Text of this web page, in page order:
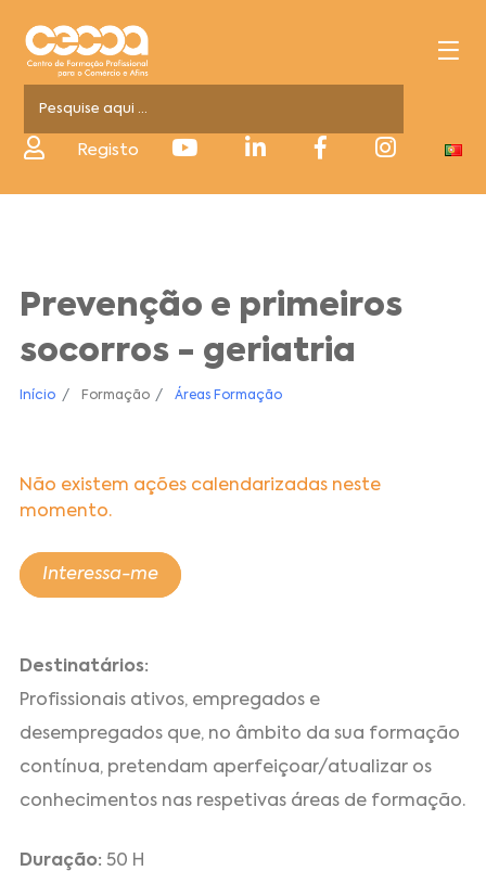
Registo
Prevenção e primeiros
socorros - geriatria
Início Formação Áreas Formação
Não existem ações calendarizadas neste
momento.
Interessa-me
Destinatários:
Profissionais ativos, empregados e
desempregados que, no âmbito da sua formação
contínua, pretendam aperfeiçoar/atualizar os
conhecimentos nas respetivas áreas de formação.
Duração: 50 H